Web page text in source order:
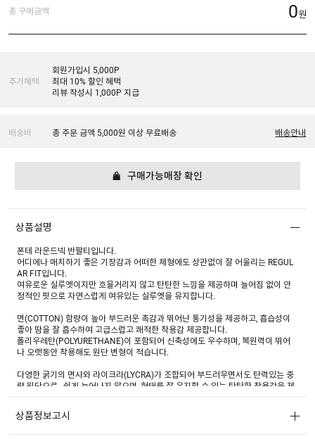
총 구매금액 0원
추가혜택
회원가입시 5,000P
최대 10% 할인 혜택
리뷰 작성시 1,000P 지급
배송비 총 주문 금액 5,000원 이상 무료배송 배송안내
구매가능매장 확인
상품설명
폰테 라운드넥 반팔티입니다.
어디에나 매치하기 좋은 기장감과 어떠한 체형에도 상관없이 잘 어울리는 REGUL
AR FIT입니다.
여유로운 실루엣이지만 흐물거리지 않고 탄탄한 느낌을 제공하며 늘어짐 없이 안
정적인 핏으로 자연스럽게 여유있는 실루엣을 유지합니다.
면(COTTON) 함량이 높아 부드러운 촉감과 뛰어난 통기성을 제공하고, 흡습성이
좋아 땀을 잘 흡수하여 고급스럽고 쾌적한 착용감 제공합니다.
폴리우레탄(POLYURETHANE)이 포함되어 신축성에도 우수하며, 복원력이 뛰어
나 오랫동안 착용해도 원단 변형이 적습니다.
다영한 굵기의 면사와 라이크라(LYCRA)가 조합되어 부드러우면서도 탄력있는 중
량 원단으로 , 쉽게 늘어나지 않으며, 형태를 잘 유지할 수 있는 탄탄한 착용감을 제
공합니다.
가면트 워싱 덕분에 표면이 부드럽고 자연스러운 주름과 색감이 형성되어 캐주얼
상품정보고시